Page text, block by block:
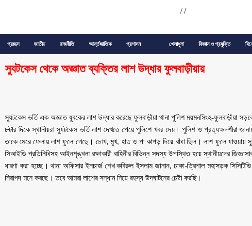
//
প্রচ্ছদ জাতীয় রাজনীতি আর্ন্তজাতিক প্রশাসন খেলাধুলা বিজ্ঞান ও প্রযুক্তি
স্যুটকেস থেকে অজ্ঞাত ব্যক্তির লাশ উদ্ধার ফুলবাড়ীয়ায়
স্যুটকেস ভর্তি এক অজ্ঞাত যুবকের লাশ উদ্ধার করেছে ফুলবাড়ীয়া থানা পুলিশ ময়মনসিংহ-ফুলবাড়ীয়া
৮টার দিকে স্থানীয়রা স্যুটকেস ভর্তি লাশ দেখতে পেয়ে পুলিশে খবর দেয়। পুলিশ ও প্রত্যক্ষদর্শীরা
তাকে মেরে ফেলায় লাশ ফুলে গেছে। চোখ, মুখ, হাত ও পা কাপড় দিয়ে বাঁধা ছিল। লাশ ফুলে যাওয়ায়
সিআইডি প্রতিনিধিসহ আইনশৃঙ্খলা রক্ষাকারী বাহিনীর বিভিন্ন সদস্য উপস্থিত হয়ে স্থানীয়দের
ধারণা করা হচ্ছে। থানা অফিসার ইনচার্জ শেখ কবিরুল ইসলাম জানান, ঢাকা-ত্রিশাল মহাসড়ক
নিরাপদ মনে করছে। তবে আমরা লাশের সন্ধান নিয়ে রহস্য উদঘাটনের চেষ্টা করছি।